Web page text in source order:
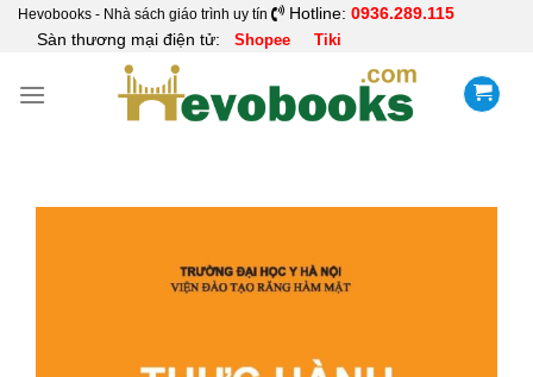
SkipHevobooks - Nhà sách giáo trình uy tín Hotline: 0936.289.115
Sàn thương mại điện tử: Shopee Tiki